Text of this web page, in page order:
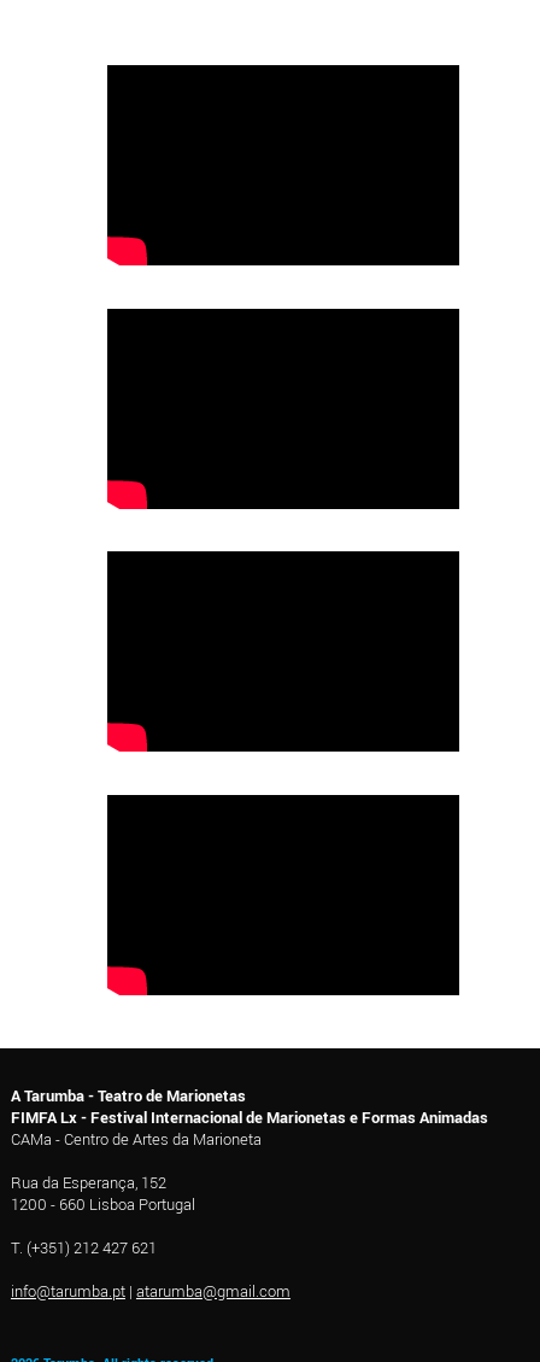
A Tarumba - Teatro de Marionetas
FIMFA Lx - Festival Internacional de Marionetas e Formas Animadas
CAMa - Centro de Artes da Marioneta
Rua da Esperança, 152
1200 - 660 Lisboa Portugal
T. (+351) 212 427 621
info@tarumba.pt| atarumba@gmail.com